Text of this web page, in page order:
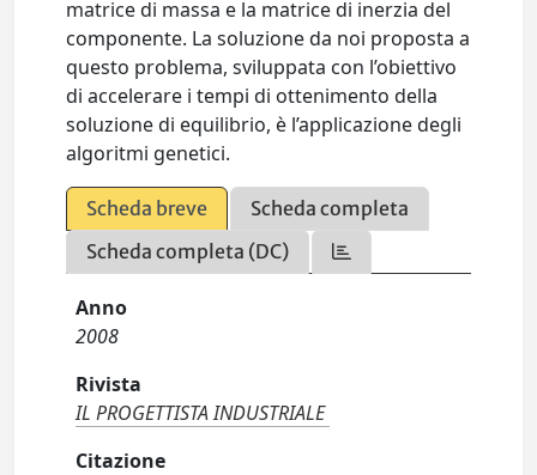
matrice di massa e la matrice di inerzia del
componente. La soluzione da noi proposta a
questo problema, sviluppata con l’obiettivo
di accelerare i tempi di ottenimento della
soluzione di equilibrio, è l’applicazione degli
algoritmi genetici.
Scheda breve
Scheda completa
Scheda completa (DC)
Anno
2008
Rivista
IL PROGETTISTA INDUSTRIALE
Citazione